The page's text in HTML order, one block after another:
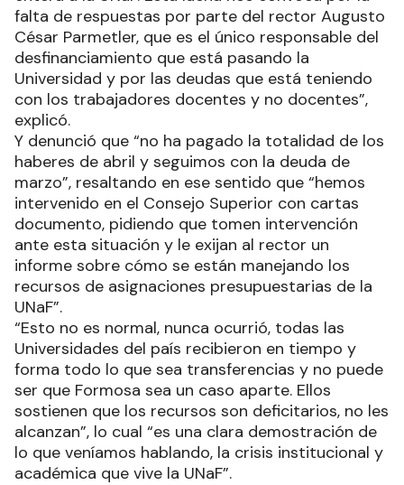
falta de respuestas por parte del rector Augusto
César Parmetler, que es el único responsable del
desfinanciamiento que está pasando la
Universidad y por las deudas que está teniendo
con los trabajadores docentes y no docentes”,
explicó.
Y denunció que “no ha pagado la totalidad de los
haberes de abril y seguimos con la deuda de
marzo”, resaltando en ese sentido que “hemos
intervenido en el Consejo Superior con cartas
documento, pidiendo que tomen intervención
ante esta situación y le exijan al rector un
informe sobre cómo se están manejando los
recursos de asignaciones presupuestarias de la
UNaF”.
“Esto no es normal, nunca ocurrió, todas las
Universidades del país recibieron en tiempo y
forma todo lo que sea transferencias y no puede
ser que Formosa sea un caso aparte. Ellos
sostienen que los recursos son deficitarios, no les
alcanzan”, lo cual “es una clara demostración de
lo que veníamos hablando, la crisis institucional y
académica que vive la UNaF”.